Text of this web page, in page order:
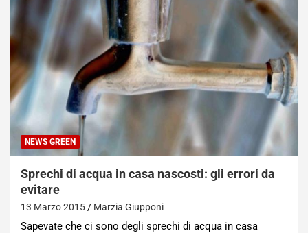
NEWS GREEN
Sprechi di acqua in casa nascosti: gli errori da
evitare
13 Marzo 2015 Marzia Giupponi
Sapevate che ci sono degli sprechi di acqua in casa